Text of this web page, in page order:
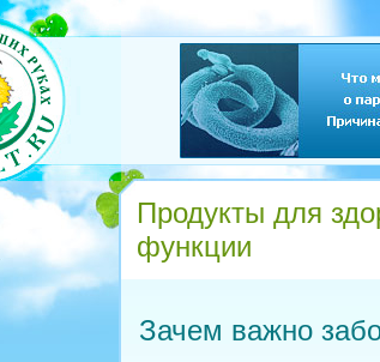
Продукты для
функции
Зачем важно